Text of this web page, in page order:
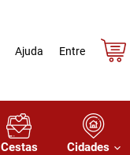
Entre
Ajuda
Cestas Cidades